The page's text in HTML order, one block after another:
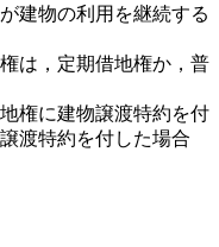
の利用を継続する
は，定期借地権か，普
建物譲渡特約を付
特約を付した場合